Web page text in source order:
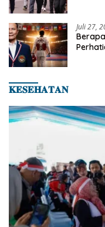
Juli 27,
𝐊𝐄𝐒𝐄𝐇𝐀𝐓𝐀𝐍